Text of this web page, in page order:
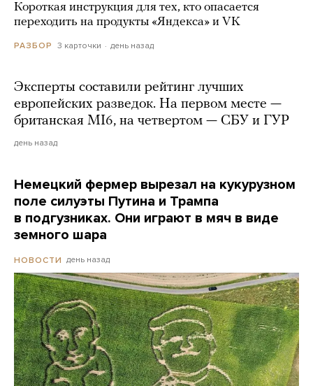
Короткая инструкция для тех, кто опасается
переходить на продукты «Яндекса» и VK
РАЗБОР 3 карточки день назад
Эксперты составили рейтинг лучших
европейских разведок. На первом месте —
британская MI6, на четвертом — СБУ и ГУР
день назад
Немецкий фермер вырезал на кукурузном
поле силуэты Путина и Трампа
в подгузниках. Они играют в мяч в виде
земного шара
НОВОСТИ день назад